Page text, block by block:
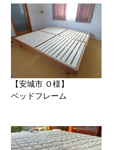
【安城市 Ｏ様】
ベッドフレーム